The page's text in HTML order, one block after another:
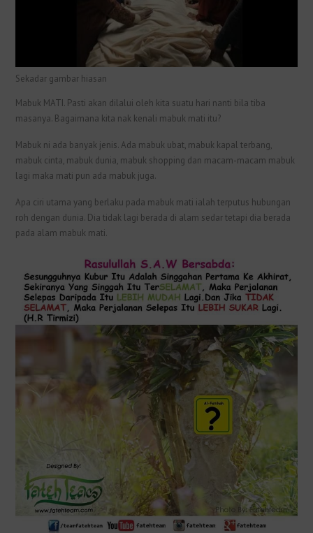
Sekadar gambar hiasan
Mabuk MATI. Pasti akan dilalui oleh kita suatu hari nanti bila tiba
masanya. Bagaimana kita nak kenali mabuk mati itu?
Mabuk ni ada banyak jenis. Ada mabuk ubat, mabuk kapal terbang,
mabuk cinta, mabuk dunia, mabuk shopping dan macam-macam mabuk
lagi maka mati pun ada mabuk juga.
Apa ciri utama yang berlaku pada mabuk mati ialah terputus hubungan
roh dengan dunia. Dia tidak lagi berada di alam sedar tetapi dia berada
pada alam mabuk mati.